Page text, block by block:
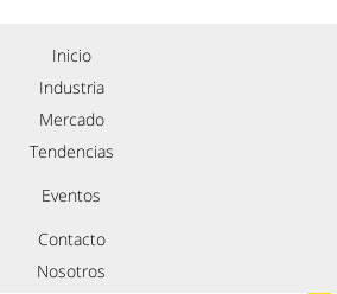
Inicio
Industria
Mercado
Tendencias
Eventos
Contacto
Nosotros